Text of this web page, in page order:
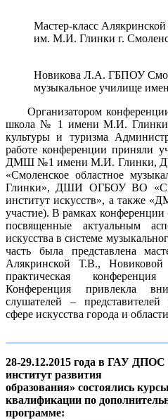
Мастер-класс
им. М.И. Глинки г.
Новикова Л.А. ГБПОУ
музыкальное училище
Организатором конференции
школа № 1 имени М.И. Глинки
культуры и туризма
работе конференции приняли
ДМШ №1 имени М.И.
«Смоленское областное
Глинки», ДШИ ОГБОУ ВО
институт искусств», а также
участие). В рамках
посвященные актуальным
искусства в системе
часть была представлена
Алякринской Т.В.,
практическая
Конференция привлекла
слушателей –
сфере искусства города и
28-29.12.2015 года в ГАУ ДПОС
институт развития
образования» состоялись
квалификации по
программе: